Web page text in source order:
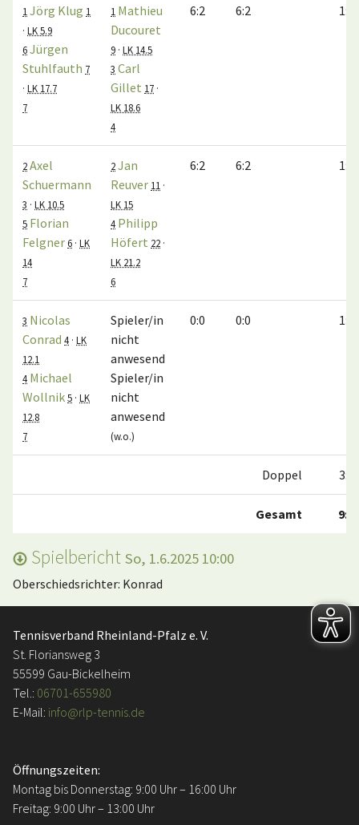
1 Jörg Klug 1
· LK 5.9
6Jürgen
Stuhlfauth 7
· LK 17.7
7
1 Mathieu
Ducouret
9 · LK 14.5
3 Carl
Gillet 17 ·
LK 18.6
4
6:2 6:2 1:0
2Axel
Schuermann
3 · LK 10.5
5 Florian
Felgner6 · LK
14
7
2Jan
Reuver 11 ·
LK 15
4 Philipp
Höfert 22 ·
LK 21.2
6
6:2 6:2 1:0
3 Nicolas
Conrad 4 · LK
12.1
4 Michael
Wollnik5 · LK
12.8
7
Spieler/in
nicht
anwesend
Spieler/in
nicht
anwesend
(w.o.)
0:0 0:0 1:0
Doppel 3:0
Gesamt 9:0
Spielbericht So, 1.6.2025 10:00
Oberschiedsrichter: Konrad
Tennisverband Rheinland-Pfalz e. V.
St. Floriansweg 3
55599 Gau-Bickelheim
Tel.: 06701-655980
E-Mail: info@rlp-tennis.de
Öffnungszeiten:
Montag bis Donnerstag: 9:00 Uhr – 16:00 Uhr
Freitag: 9:00 Uhr – 13:00 Uhr